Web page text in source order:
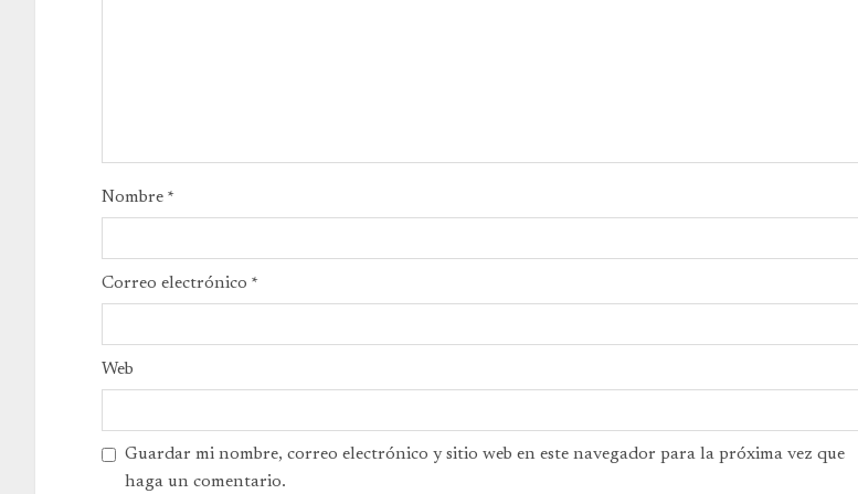
Nombre *
Correo electrónico *
Web
Guardar mi nombre, correo electrónico y sitio web en este navegador para la próxima vez que
haga un comentario.